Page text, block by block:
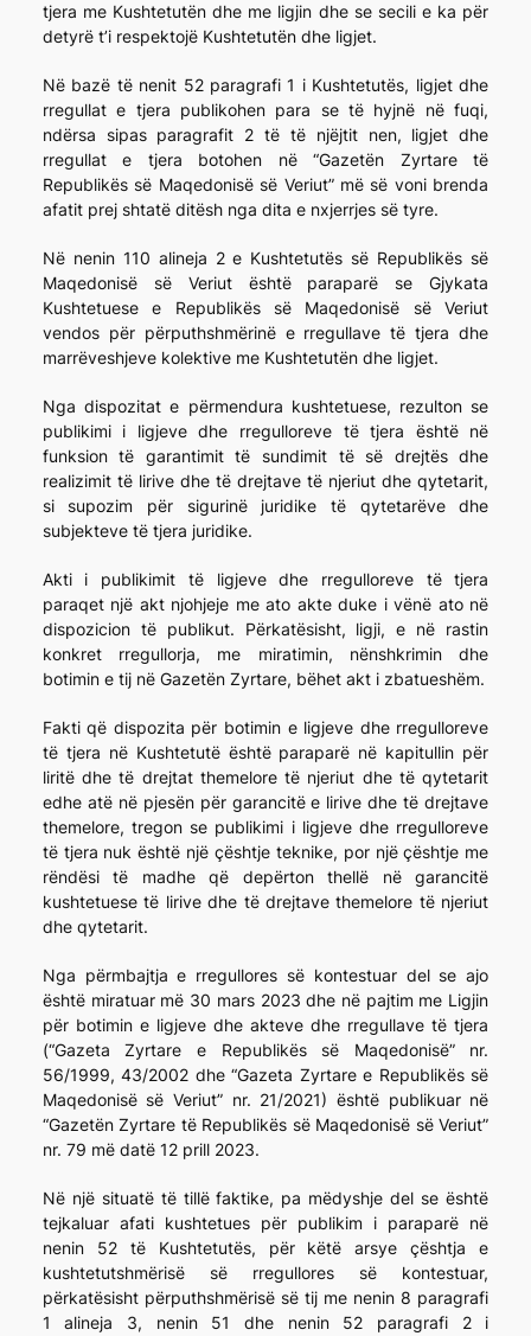
tjera me Kushtetutën dhe me ligjin dhe se secili e ka për
detyrë t’i respektojë Kushtetutën dhe ligjet.
Në bazë të nenit 52 paragrafi 1 i Kushtetutës, ligjet dhe
rregullat e tjera publikohen para se të hyjnë në fuqi,
ndërsa sipas paragrafit 2 të të njëjtit nen, ligjet dhe
rregullat e tjera botohen në “Gazetën Zyrtare të
Republikës së Maqedonisë së Veriut” më së voni brenda
afatit prej shtatë ditësh nga dita e nxjerrjes së tyre.
Në nenin 110 alineja 2 e Kushtetutës së Republikës së
Maqedonisë së Veriut është paraparë se Gjykata
Kushtetuese e Republikës së Maqedonisë së Veriut
vendos për përputhshmërinë e rregullave të tjera dhe
marrëveshjeve kolektive me Kushtetutën dhe ligjet.
Nga dispozitat e përmendura kushtetuese, rezulton se
publikimi i ligjeve dhe rregulloreve të tjera është në
funksion të garantimit të sundimit të së drejtës dhe
realizimit të lirive dhe të drejtave të njeriut dhe qytetarit,
si supozim për sigurinë juridike të qytetarëve dhe
subjekteve të tjera juridike.
Akti i publikimit të ligjeve dhe rregulloreve të tjera
paraqet një akt njohjeje me ato akte duke i vënë ato në
dispozicion të publikut. Përkatësisht, ligji, e në rastin
konkret rregullorja, me miratimin, nënshkrimin dhe
botimin e tij në Gazetën Zyrtare, bëhet akt i zbatueshëm.
Fakti që dispozita për botimin e ligjeve dhe rregulloreve
të tjera në Kushtetutë është paraparë në kapitullin për
liritë dhe të drejtat themelore të njeriut dhe të qytetarit
edhe atë në pjesën për garancitë e lirive dhe të drejtave
themelore, tregon se publikimi i ligjeve dhe rregulloreve
të tjera nuk është një çështje teknike, por një çështje me
rëndësi të madhe që depërton thellë në garancitë
kushtetuese të lirive dhe të drejtave themelore të njeriut
dhe qytetarit.
Nga përmbajtja e rregullores së kontestuar del se ajo
është miratuar më 30 mars 2023 dhe në pajtim me Ligjin
për botimin e ligjeve dhe akteve dhe rregullave të tjera
(“Gazeta Zyrtare e Republikës së Maqedonisë” nr.
56/1999, 43/2002 dhe “Gazeta Zyrtare e Republikës së
Maqedonisë së Veriut” nr. 21/2021) është publikuar në
“Gazetën Zyrtare të Republikës së Maqedonisë së Veriut”
nr. 79 më datë 12 prill 2023.
Në një situatë të tillë faktike, pa mëdyshje del se është
tejkaluar afati kushtetues për publikim i paraparë në
nenin 52 të Kushtetutës, për këtë arsye çështja e
kushtetutshmërisë së rregullores së kontestuar,
përkatësisht përputhshmërisë së tij me nenin 8 paragrafi
1 alineja 3, nenin 51 dhe nenin 52 paragrafi 2 i